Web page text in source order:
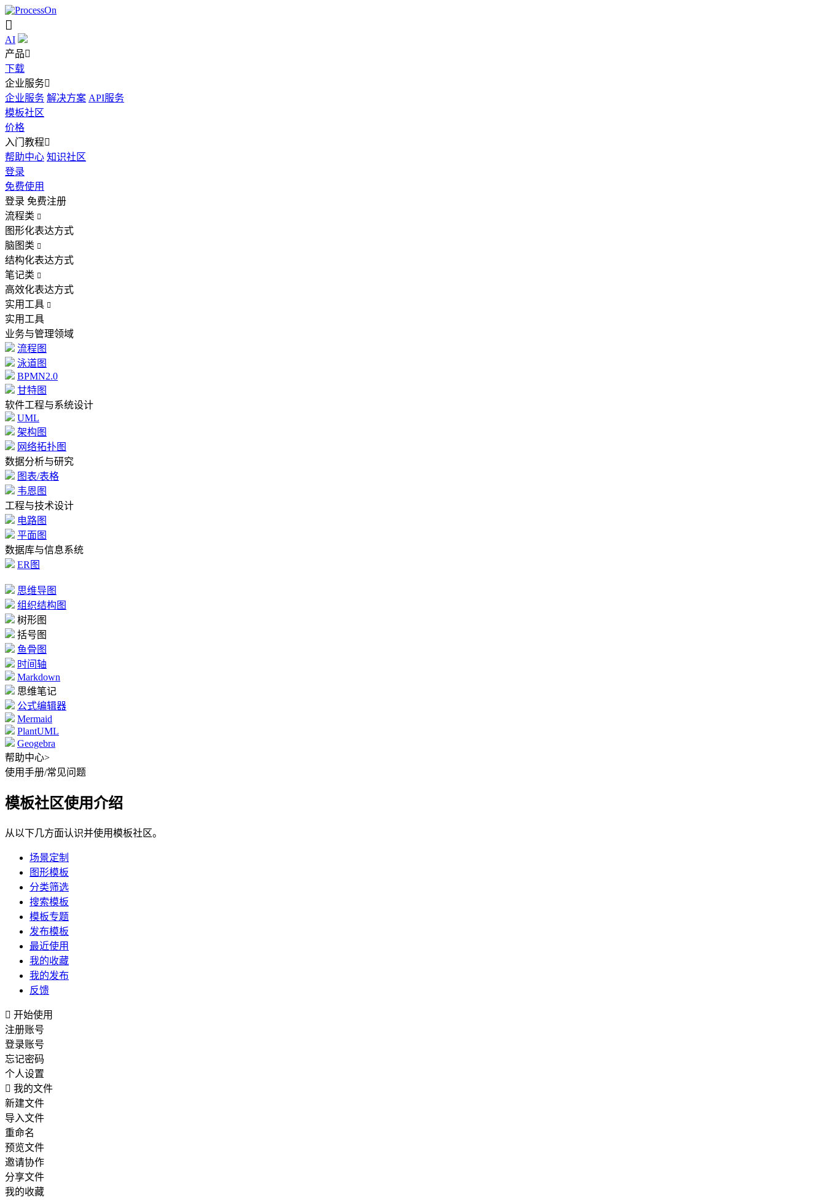

AI
产品
下载
企业服务
企业服务 解决方案 API服务
模板社区
价格
入门教程
帮助中心 知识社区
登录
免费使用
登录 免费注册
流程类 
图形化表达方式
脑图类 
结构化表达方式
笔记类 
高效化表达方式
实用工具 
实用工具
业务与管理领域
流程图
泳道图
BPMN2.0
甘特图
软件工程与系统设计
UML
架构图
网络拓扑图
数据分析与研究
图表/表格
韦恩图
工程与技术设计
电路图
平面图
数据库与信息系统
ER图
思维导图
组织结构图
树形图
括号图
鱼骨图
时间轴
Markdown
思维笔记
公式编辑器
Mermaid
PlantUML
Geogebra
帮助中心>
使用手册/常见问题
模板社区使用介绍
从以下几方面认识并使用模板社区。
场景定制
图形模板
分类筛选
搜索模板
模板专题
发布模板
最近使用
我的收藏
我的发布
反馈
 开始使用
注册账号
登录账号
忘记密码
个人设置
 我的文件
新建文件
导入文件
重命名
预览文件
邀请协作
分享文件
我的收藏